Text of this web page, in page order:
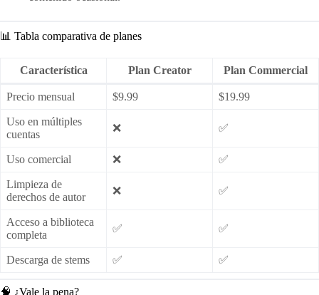
📊 Tabla comparativa de planes
Característica Plan Creator Plan Commercial
Precio mensual $9.99 $19.99
Uso en múltiples
cuentas
❌ ✅
Uso comercial ❌ ✅
Limpieza de
derechos de autor
❌ ✅
Acceso a biblioteca
completa
✅ ✅
Descarga de stems ✅ ✅
🧠 ¿Vale la pena?